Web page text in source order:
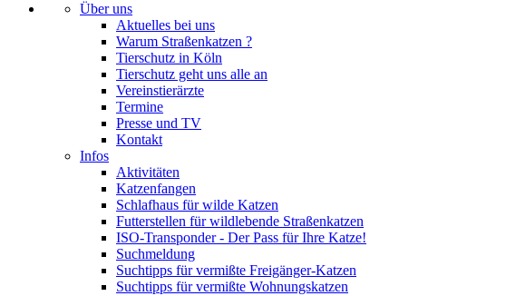
Über uns
Aktuelles bei uns
Warum Straßenkatzen ?
Tierschutz in Köln
Tierschutz geht uns alle an
Vereinstierärzte
Termine
Presse und TV
Kontakt
Infos
Aktivitäten
Katzenfangen
Schlafhaus für wilde Katzen
Futterstellen für wildlebende Straßenkatzen
ISO-Transponder - Der Pass für Ihre Katze!
Suchmeldung
Suchtipps für vermißte Freigänger-Katzen
Suchtipps für vermißte Wohnungskatzen